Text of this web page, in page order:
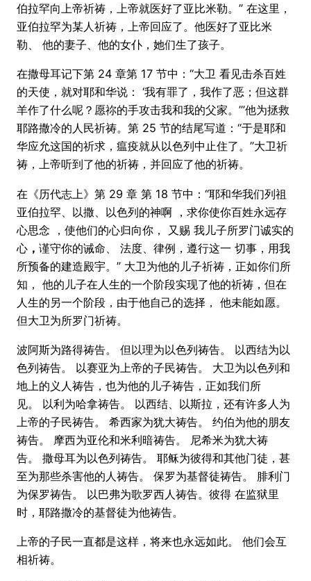
伯拉罕向上帝祈祷，上帝就医好了亚比米勒。” 在这里，
亚伯拉罕为某人祈祷，上帝回应了。他医好了亚比米
勒、 他的妻子、他的女仆，她们生了孩子。
在撒母耳记下第 24 章第 17 节中：“大卫 看见击杀百姓
的天使，就对耶和华说： ‘我有罪了，我作了恶；但这群
羊作了什么呢？愿祢的手攻击我和我的父家。’”他为拯救
耶路撒冷的人民祈祷。第 25 节的结尾写道：“于是耶和
华应允这国的祈求，瘟疫就从以色列中止住了。”大卫祈
祷，上帝听到了他的祈祷，并回应了他的祈祷。
在《历代志上》第 29 章 第 18 节中：“耶和华我们列祖
亚伯拉罕、以撒、以色列的神啊 ，求你使你百姓永远存
心思念 ，使他们的心归向你， 又赐 我儿子所罗门诚实的
心 ， 谨守你的诫命、 法度、律例，遵行这一 切事，用我
所预备的建造殿宇。” 大卫为他的儿子祈祷，正如你们所
知， 他的儿子在人生的一个阶段实现了他的祈祷，但在
人生的另一个阶段，由于他自己的选择， 他未能如愿。
但大卫为所罗门祈祷。
波阿斯为路得祷告。 但以理为以色列祷告。 以西结为以
色列祷告。 以赛亚为上帝的子民祷告。 大卫为以色列和
地上的义人祷告，也为他的儿子祷告，正如我们所
见。 以利为哈拿祷告。 以西结、以斯拉，还有许多人为
上帝的子民祷告。 希西家为犹大祷告。 约伯为他的朋友
祷告。 摩西为亚伦和米利暗祷告。 尼希米为犹大祷
告。 撒母耳为以色列祷告。 耶稣为彼得和其他门徒，甚
至为那些杀害他的人祷告。 保罗为基督徒祷告。 腓利门
为保罗祷告。 以巴弗为歌罗西人祷告。彼得 在监狱里
时，耶路撒冷的基督徒为他祷告。
上帝的子民一直都是这样，将来也永远如此。 他们会互
相祈祷。